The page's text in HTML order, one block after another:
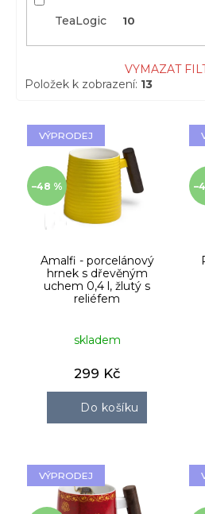
TeaLogic 10
VYMAZAT
Položek k zobrazení: 13
VÝPRODEJ
–48 %
Amalfi - porcelánový
hrnek s dřevěným
uchem 0,4 l, žlutý s
reliéfem
skladem
299 Kč
Do košíku
VÝPRODEJ